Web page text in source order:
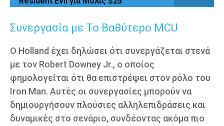
Συνεργασία με Το Βαθύτερο MCU
Ο Holland έχει δηλώσει ότι συνεργάζεται στενά
με τον Robert Downey Jr., ο οποίος
φημολογείται ότι θα επιστρέψει στον ρόλο του
Iron Man. Αυτές οι συνεργασίες μπορούν να
δημιουργήσουν πλούσιες αλληλεπιδράσεις και
δυναμικές στο σενάριο, συνδέοντας ακόμα πιο